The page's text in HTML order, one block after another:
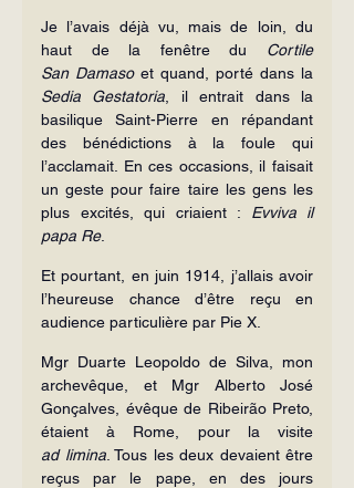
Je l’avais déjà vu, mais de loin, du
haut de la fenêtre du Cortile
San Damaso
Sedia Gestatoria , il entrait dans la
basilique Saint-Pierre en répandant
des bénédictions à la foule qui
l’acclamait. En ces occasions, il faisait
un geste pour faire taire les gens les
plus excités, qui criaient : Evviva il
papa Re.
Et pourtant, en juin 1914, j’allais avoir
l’heureuse chance d’être reçu en
audience particulière par Pie X.
Mgr Duarte Leopoldo de Silva, mon
archevêque, et Mgr Alberto José
Gonçalves, évêque de Ribeirão Preto,
ad limina. Tous les deux devaient être
reçus par le pape, en des jours